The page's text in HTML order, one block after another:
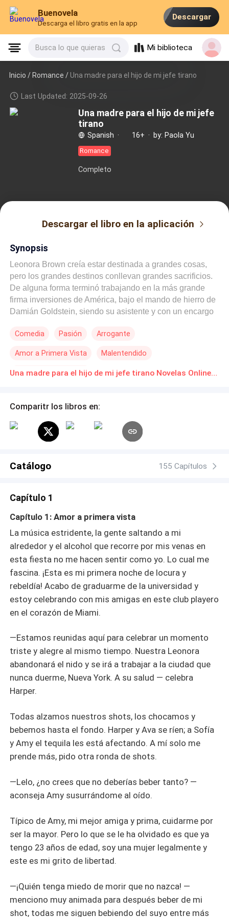
Buenovela
Descarga el libro gratis en la app
Descargar
Busca lo que quieras Mi biblioteca
Inicio /Romance / Una madre para el hijo de mi jefe tirano
Last Updated: 2025-09-26
Una madre para el hijo de mi jefe
tirano
Spanish · 16+ · by: Paola Yu
Romance
Completo
Descargar el libro en la aplicación
Synopsis
Leonora Brown creía estar destinada a grandes cosas,
pero los grandes destinos conllevan grandes sacrificios.
De alguna forma terminó trabajando en la más grande
firma inversiones de América, bajo el mando de hierro de
Damián Goldstein, siendo su asistente y con un encargo
para su hijo! Damián es un hombre cruel y enigmático
tirano que quiere que Leonora incline la cabeza y cumpla
sus órdenes más absurdas, fue el mismo hombre dulce y
reacción es inminente: la odia, e intenta despedirla.
mantener su imagen limpia! Leonora tendrá que recoger
los pedazos de su corazón roto y evitar que su maniático
asistente y algo más. ¿Lo logrará? Según ella sí, según
Comedia Pasión Arrogante
Amor a Primera Vista Malentendido
Relación en la Oficina Una madre para el hijo de mi jefe tirano Novelas Online Descarga gratuita de PDF
Comparitr los libros en:
Catálogo 155 Capítulos
Capítulo 1
Capítulo 1: Amor a primera vista
La música estridente, la gente saltando a mi
alrededor y el alcohol que recorre por mis venas en
esta fiesta no me hacen sentir como yo. Lo cual me
fascina. ¡Esta es mi primera noche de locura y
rebeldía! Acabo de graduarme de la universidad y
estoy celebrando con mis amigas en este club playero
en el corazón de Miami.
—Estamos reunidas aquí para celebrar un momento
triste y alegre al mismo tiempo. Nuestra Leonora
abandonará el nido y se irá a trabajar a la ciudad que
nunca duerme, Nueva York. A su salud — celebra
Harper.
Todas alzamos nuestros shots, los chocamos y
bebemos hasta el fondo. Harper y Ava se ríen; a Sofía
y Amy el tequila les está afectando. A mí solo me
prende más, pido otra ronda de shots.
—Lelo, ¿no crees que no deberías beber tanto? —
aconseja Amy susurrándome al oído.
Típico de Amy, mi mejor amiga y prima, cuidarme por
ser la mayor. Pero lo que se le ha olvidado es que ya
tengo 23 años de edad, soy una mujer legalmente y
este es mi grito de libertad.
—¡Quién tenga miedo de morir que no nazca! —
menciono muy animada para después beber de mi
shot, todas me siguen bebiendo del suyo entre más